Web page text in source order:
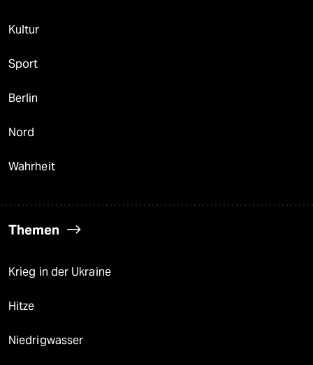
Kultur
Sport
Berlin
Nord
Wahrheit
Themen
Krieg in der Ukraine
Hitze
Niedrigwasser